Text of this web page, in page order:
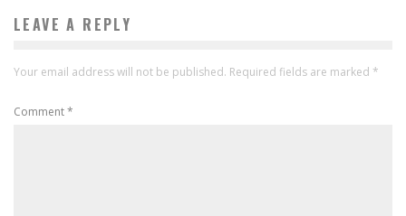
LEAVE A REPLY
Your email address will not be published. Required fields are marked *
Comment*